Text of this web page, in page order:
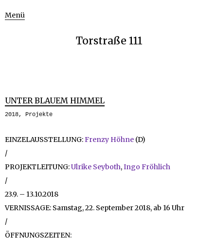
Menü
Torstraße 111
UNTER BLAUEM HIMMEL
2018, Projekte
EINZELAUSSTELLUNG:Frenzy Höhne (D)
/
PROJEKTLEITUNG:Ulrike Seyboth,Ingo Fröhlich
/
23.9. – 13.10.2018
VERNISSAGE: Samstag, 22. September 2018, ab 16 Uhr
/
ÖFFNUNGSZEITEN: